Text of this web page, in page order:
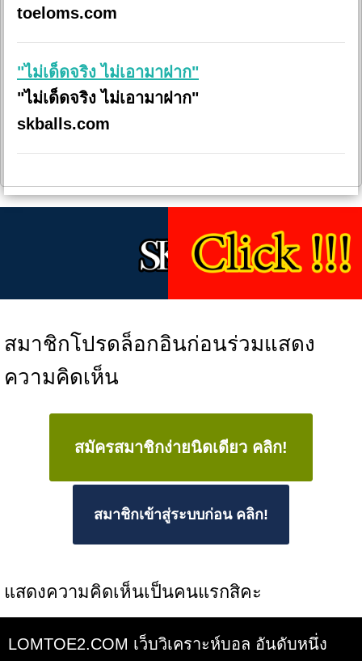
toeloms.com
"ไม่เด็ดจริง ไม่เอามาฝาก"
"ไม่เด็ดจริง ไม่เอามาฝาก"
skballs.com
สมาชิกโปรดล็อกอินก่อนร่วมแสดง
ความคิดเห็น
สมัครสมาชิกง่ายนิดเดียว คลิก!
สมาชิกเข้าสู่ระบบก่อน คลิก!
แสดงความคิดเห็นเป็นคนแรกสิคะ
LOMTOE2.COM เว็บวิเคราะห์บอล อันดับหนึ่ง